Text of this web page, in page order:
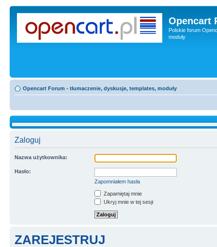
Opencart
Polskie forum
moduły
Opencart Forum - tłumaczenie, dyskusje, templates, moduły
Zaloguj
Nazwa użytkownika:
Hasło:
Zapomniałem hasła
Zapamiętaj mnie
Ukryj mnie w tej sesji
ZAREJESTRUJ